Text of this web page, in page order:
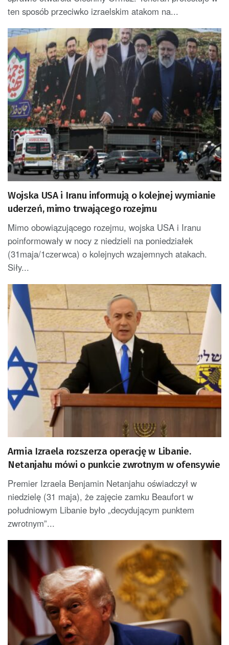
ten sposób przeciwko izraelskim atakom na...
Wojska USA i Iranu informują o kolejnej wymianie
uderzeń, mimo trwającego rozejmu
Mimo obowiązującego rozejmu, wojska USA i Iranu
poinformowały w nocy z niedzieli na poniedziałek
(31maja/1czerwca) o kolejnych wzajemnych atakach.
Siły...
Armia Izraela rozszerza operację w Libanie.
Netanjahu mówi o punkcie zwrotnym w ofensywie
Premier Izraela Benjamin Netanjahu oświadczył w
niedzielę (31 maja), że zajęcie zamku Beaufort w
południowym Libanie było „decydującym punktem
zwrotnym”...